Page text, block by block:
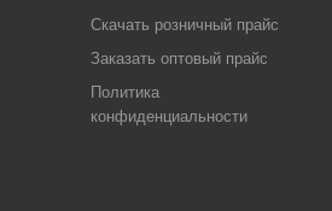
Скачать розничный прайс
Заказать оптовый прайс
Политика
конфиденциальности